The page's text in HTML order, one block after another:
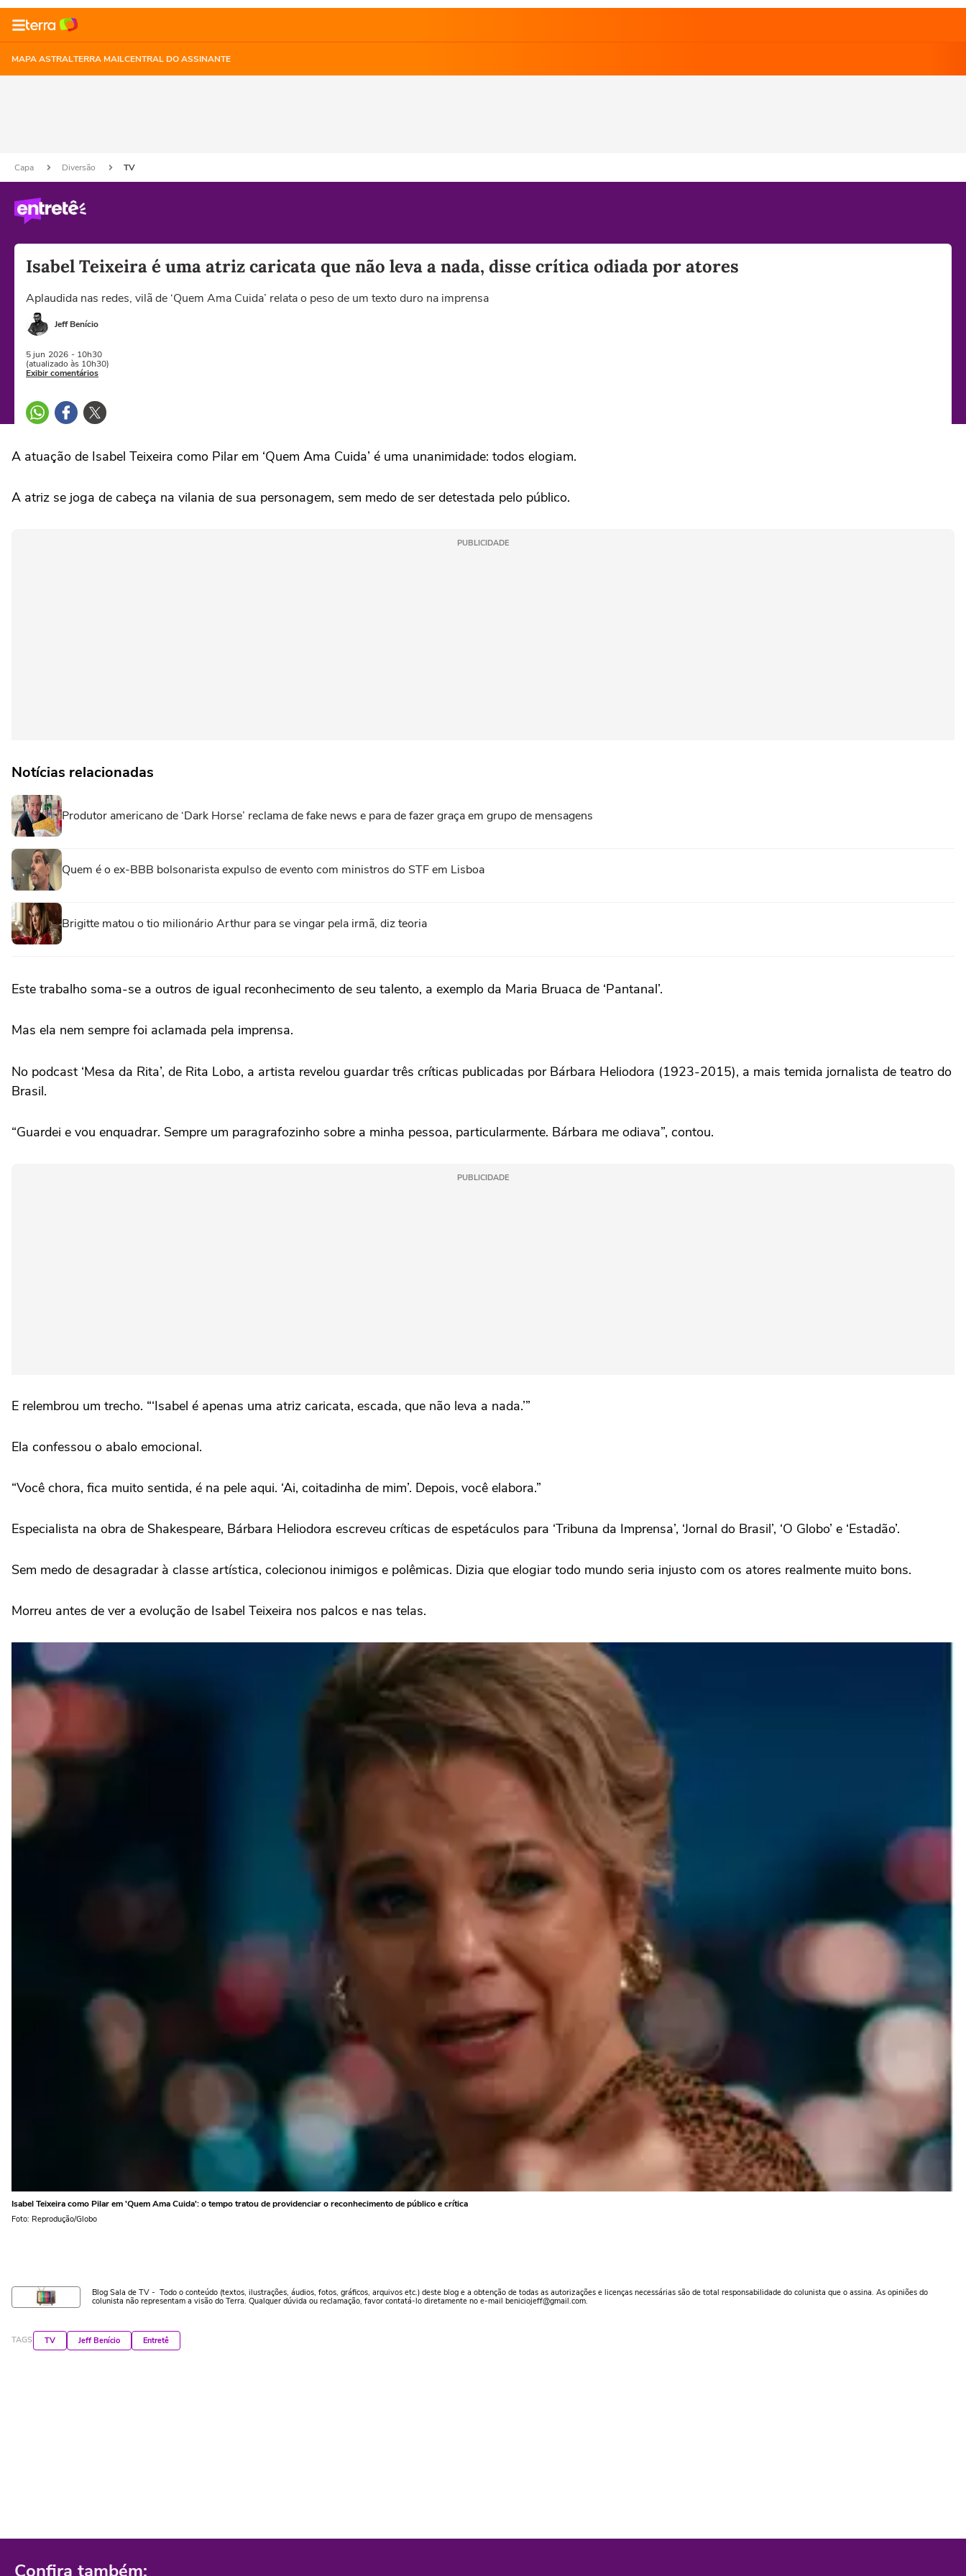
MAPA ASTRALTERRA MAILCENTRAL DO ASSINANTE
Capa Diversão TV
Isabel Teixeira é uma atriz caricata que não leva a nada, disse crítica odiada por atores
Aplaudida nas redes, vilã de ‘Quem Ama Cuida’ relata o peso de um texto duro na imprensa
Jeff Benício
5 jun 2026 - 10h30
(atualizado às 10h30)
Exibir comentários
A atuação de Isabel Teixeira como Pilar em ‘Quem Ama Cuida’ é uma unanimidade: todos elogiam.
A atriz se joga de cabeça na vilania de sua personagem, sem medo de ser detestada pelo público.
PUBLICIDADE
Notícias relacionadas
Produtor americano de ‘Dark Horse’ reclama de fake news e para de fazer graça em grupo de mensagens
Quem é o ex-BBB bolsonarista expulso de evento com ministros do STF em Lisboa
Brigitte matou o tio milionário Arthur para se vingar pela irmã, diz teoria
Este trabalho soma-se a outros de igual reconhecimento de seu talento, a exemplo da Maria Bruaca de ‘Pantanal’.
Mas ela nem sempre foi aclamada pela imprensa.
No podcast ‘Mesa da Rita’, de Rita Lobo, a artista revelou guardar três críticas publicadas por Bárbara Heliodora (1923-2015), a mais temida jornalista de teatro do
Brasil.
“Guardei e vou enquadrar. Sempre um paragrafozinho sobre a minha pessoa, particularmente. Bárbara me odiava”, contou.
PUBLICIDADE
E relembrou um trecho. “‘Isabel é apenas uma atriz caricata, escada, que não leva a nada.’”
Ela confessou o abalo emocional.
“Você chora, fica muito sentida, é na pele aqui. ‘Ai, coitadinha de mim’. Depois, você elabora.”
Especialista na obra de Shakespeare, Bárbara Heliodora escreveu críticas de espetáculos para ‘Tribuna da Imprensa’, ‘Jornal do Brasil’, ‘O Globo’ e ‘Estadão’.
Sem medo de desagradar à classe artística, colecionou inimigos e polêmicas. Dizia que elogiar todo mundo seria injusto com os atores realmente muito bons.
Morreu antes de ver a evolução de Isabel Teixeira nos palcos e nas telas.
Isabel Teixeira como Pilar em 'Quem Ama Cuida': o tempo tratou de providenciar o reconhecimento de público e crítica
Foto: Reprodução/Globo
Blog Sala de TV - Todo o conteúdo (textos, ilustrações, áudios, fotos, gráficos, arquivos etc.) deste blog e a obtenção de todas as autorizações e licenças necessárias são de total responsabilidade do colunista que o assina. As opiniões do
colunista não representam a visão do Terra. Qualquer dúvida ou reclamação, favor contatá-lo diretamente no e-mail beniciojeff@gmail.com.
TAGS TV Jeff Benício Entretê
Confira também: